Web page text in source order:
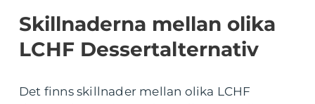
Skillnaderna mellan olika
LCHF Dessertalternativ
Det finns skillnader mellan olika LCHF